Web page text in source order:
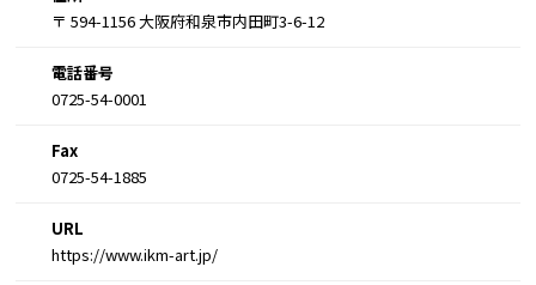
〒 594-1156 大阪府和泉市内田町3-6-12
電話番号
0725-54-0001
Fax
0725-54-1885
URL
https://www.ikm-art.jp/